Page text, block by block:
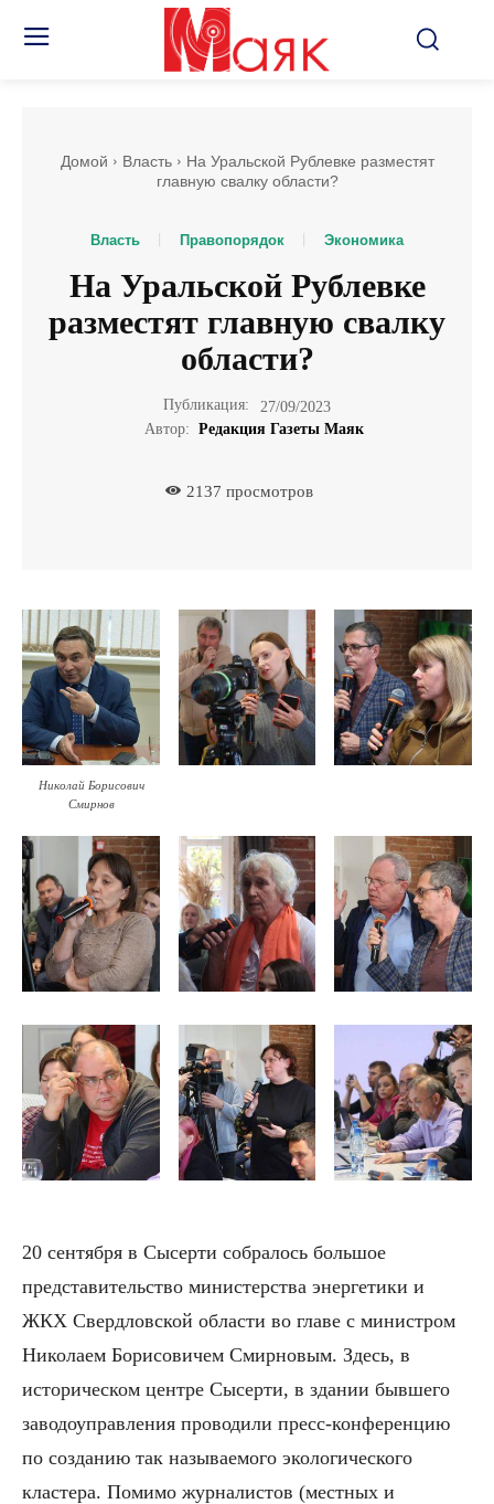
Домой Власть
На Уральской Рублевке разместят
главную свалку области?
Власть Правопорядок Экономика
На Уральской Рублевке
разместят главную свалку
области?
Публикация:
27/09/2023
Автор: Редакция Газеты Маяк
2137 просмотров
Николай Борисович
Смирнов
20 сентября в Сысерти собралось большое
представительство министерства энергетики и
ЖКХ Свердловской области во главе с министром
Николаем Борисовичем Смирновым. Здесь, в
историческом центре Сысерти, в здании бывшего
заводоуправления проводили пресс-конференцию
по созданию так называемого экологического
кластера. Помимо журналистов (местных и